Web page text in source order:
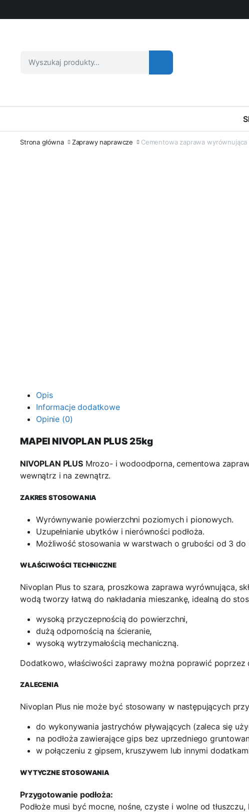
Strona główna Zaprawy naprawcze Cementowa zaprawa wyrównująca
Opis
Informacje dodatkowe
Opinie (0)
MAPEI NIVOPLAN PLUS 25kg
NIVOPLAN PLUSMrozo- i wodoodporna, cementowa
wewnątrz i na zewnątrz.
ZAKRES STOSOWANIA
Wyrównywanie powierzchni poziomych i pionowych.
Uzupełnianie ubytków i nierówności podłoża.
Możliwość stosowania w warstwach o grubości od 3 do
WŁAŚCIWOŚCI TECHNICZNE
Nivoplan Plus to szara, proszkowa zaprawa wyrównująca,
wodą tworzy łatwą do nakładania mieszankę, idealną do
wysoką przyczepnością do powierzchni,
dużą odpornością na ścieranie,
wysoką wytrzymałością mechaniczną.
Dodatkowo, właściwości zaprawy można poprawić
ZALECENIA
Nivoplan Plus nie może być stosowany w następujących
do wykonywania jastrychów pływających (zaleca się
na podłoża zawierające gips bez uprzedniego
w połączeniu z gipsem, kruszywem lub innymi
WYTYCZNE STOSOWANIA
Przygotowanie podłoża:
Podłoże musi być mocne, nośne, czyste i wolne od